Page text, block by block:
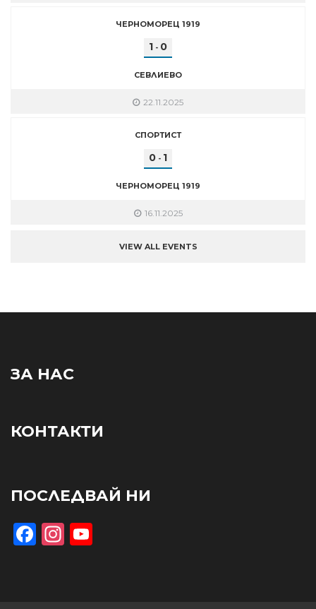
ЧЕРНОМОРЕЦ 1919
1 - 0
СЕВЛИЕВО
22.11.2025
СПОРТИСТ
0 - 1
ЧЕРНОМОРЕЦ 1919
16.11.2025
VIEW ALL EVENTS
ЗА НАС
КОНТАКТИ
ПОСЛЕДВАЙ НИ
Facebook
Instagram